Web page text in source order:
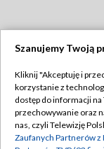
Abonament
Emisja w TVP
Szanujemy Twoją
Kliknij "Akceptuję i
korzystanie z
dostęp do informacji
przechowywanie oraz
nas, czyli Telewizję
Zaufanych Partnerów z